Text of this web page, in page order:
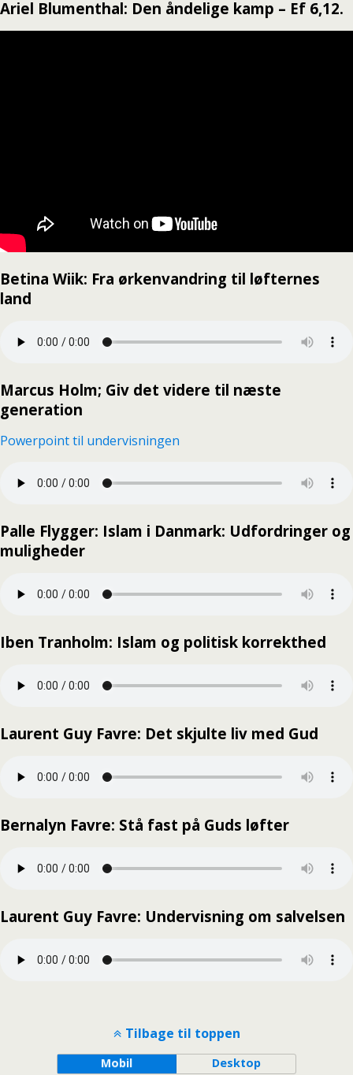
Ariel Blumenthal: Den åndelige kamp – Ef 6,12.
Betina Wiik: Fra ørkenvandring til løfternes
land
Marcus Holm; Giv det videre til næste
generation
Powerpoint til undervisningen
Palle Flygger: Islam i Danmark: Udfordringer og
muligheder
Iben Tranholm: Islam og politisk korrekthed
Laurent Guy Favre: Det skjulte liv med Gud
Bernalyn Favre: Stå fast på Guds løfter
Laurent Guy Favre: Undervisning om salvelsen
Tilbage til toppen
Mobil Desktop